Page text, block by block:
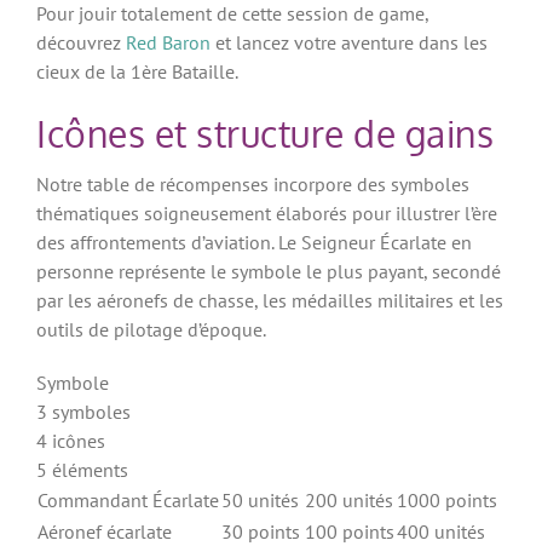
Pour jouir totalement de cette session de game,
découvrez Red Baron et lancez votre aventure dans les
cieux de la 1ère Bataille.
Icônes et structure de gains
Notre table de récompenses incorpore des symboles
thématiques soigneusement élaborés pour illustrer l’ère
des affrontements d’aviation. Le Seigneur Écarlate en
personne représente le symbole le plus payant, secondé
par les aéronefs de chasse, les médailles militaires et les
outils de pilotage d’époque.
Symbole
3 symboles
4 icônes
5 éléments
Commandant Écarlate50 unités 200 unités 1000 points
Aéronef écarlate
30 points 100 points400 unités